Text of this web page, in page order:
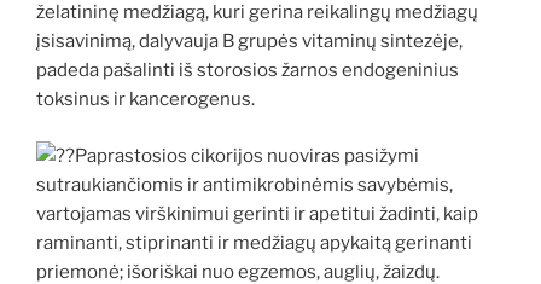
želatininę medžiagą, kuri gerina reikalingų medžiagų
įsisavinimą, dalyvauja B grupės vitaminų sintezėje,
padeda pašalinti iš storosios žarnos endogeninius
toksinus ir kancerogenus.
Paprastosios cikorijos nuoviras pasižymi
sutraukiančiomis ir antimikrobinėmis savybėmis,
vartojamas virškinimui gerinti ir apetitui žadinti, kaip
raminanti, stiprinanti ir medžiagų apykaitą gerinanti
priemonė; išoriškai nuo egzemos, auglių, žaizdų.